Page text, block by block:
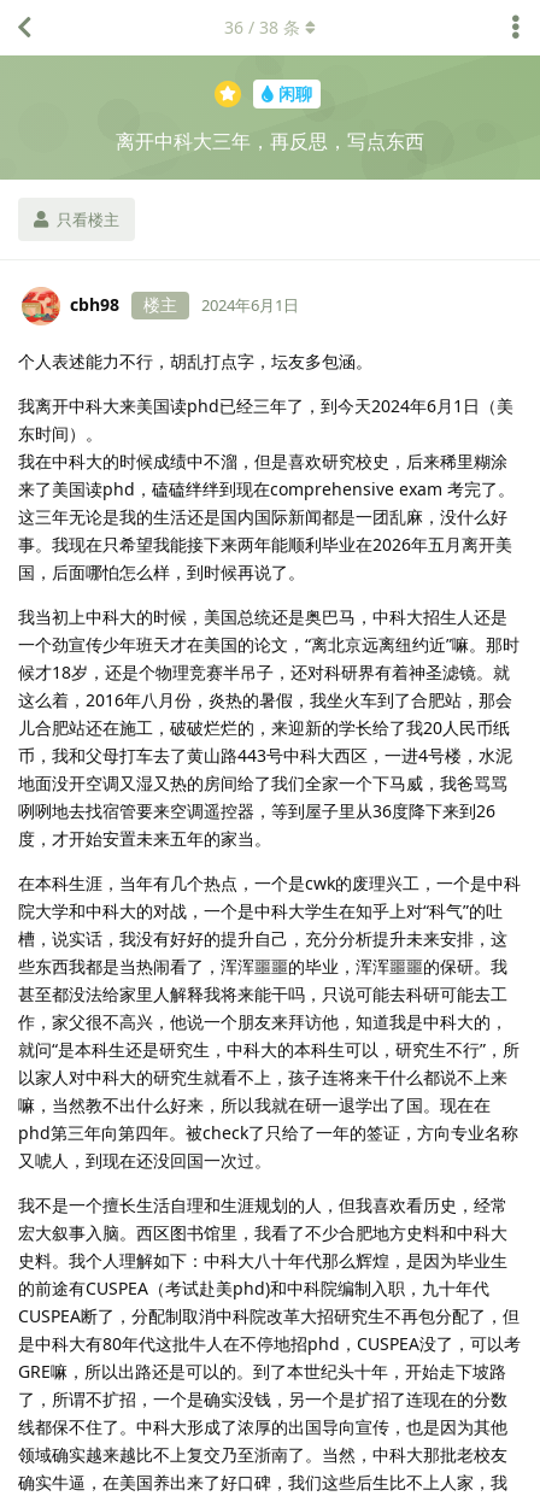
闲聊
离开中科大三年，再反思，写点东西
只看楼主
36 / 38 条
cbh98 楼主 2024年6月1日
个人表述能力不行，胡乱打点字，坛友多包涵。
我离开中科大来美国读phd已经三年了，到今天2024年6月1日（美
东时间）。
我在中科大的时候成绩中不溜，但是喜欢研究校史，后来稀里糊涂
来了美国读phd，磕磕绊绊到现在comprehensive exam 考完了。
这三年无论是我的生活还是国内国际新闻都是一团乱麻，没什么好
事。我现在只希望我能接下来两年能顺利毕业在2026年五月离开美
国，后面哪怕怎么样，到时候再说了。
我当初上中科大的时候，美国总统还是奥巴马，中科大招生人还是
一个劲宣传少年班天才在美国的论文，“离北京远离纽约近”嘛。那时
候才18岁，还是个物理竞赛半吊子，还对科研界有着神圣滤镜。就
这么着，2016年八月份，炎热的暑假，我坐火车到了合肥站，那会
儿合肥站还在施工，破破烂烂的，来迎新的学长给了我20人民币纸
币，我和父母打车去了黄山路443号中科大西区，一进4号楼，水泥
地面没开空调又湿又热的房间给了我们全家一个下马威，我爸骂骂
咧咧地去找宿管要来空调遥控器，等到屋子里从36度降下来到26
度，才开始安置未来五年的家当。
在本科生涯，当年有几个热点，一个是cwk的废理兴工，一个是中科
院大学和中科大的对战，一个是中科大学生在知乎上对“科气”的吐
槽，说实话，我没有好好的提升自己，充分分析提升未来安排，这
些东西我都是当热闹看了，浑浑噩噩的毕业，浑浑噩噩的保研。我
甚至都没法给家里人解释我将来能干吗，只说可能去科研可能去工
作，家父很不高兴，他说一个朋友来拜访他，知道我是中科大的，
就问“是本科生还是研究生，中科大的本科生可以，研究生不行”，所
以家人对中科大的研究生就看不上，孩子连将来干什么都说不上来
嘛，当然教不出什么好来，所以我就在研一退学出了国。现在在
phd第三年向第四年。被check了只给了一年的签证，方向专业名称
又唬人，到现在还没回国一次过。
我不是一个擅长生活自理和生涯规划的人，但我喜欢看历史，经常
宏大叙事入脑。西区图书馆里，我看了不少合肥地方史料和中科大
史料。我个人理解如下：中科大八十年代那么辉煌，是因为毕业生
的前途有CUSPEA（考试赴美phd)和中科院编制入职，九十年代
CUSPEA断了，分配制取消中科院改革大招研究生不再包分配了，但
是中科大有80年代这批牛人在不停地招phd，CUSPEA没了，可以考
GRE嘛，所以出路还是可以的。到了本世纪头十年，开始走下坡路
了，所谓不扩招，一个是确实没钱，另一个是扩招了连现在的分数
线都保不住了。中科大形成了浓厚的出国导向宣传，也是因为其他
领域确实越来越比不上复交乃至浙南了。当然，中科大那批老校友
确实牛逼，在美国养出来了好口碑，我们这些后生比不上人家，我